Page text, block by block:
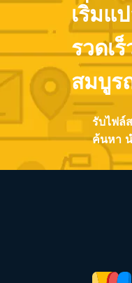
เริ่มแ
รวดเ
สมบูร
รับไฟล์
ค้นหา